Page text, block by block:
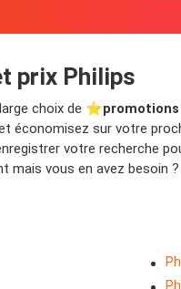
prix Philips
choix de ⭐️
économisez sur votre
votre recherche
mais vous en avez